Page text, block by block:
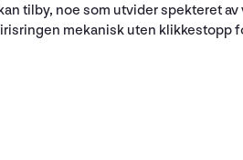
tilby, noe som utvider spekteret
mekanisk uten klikkestopp